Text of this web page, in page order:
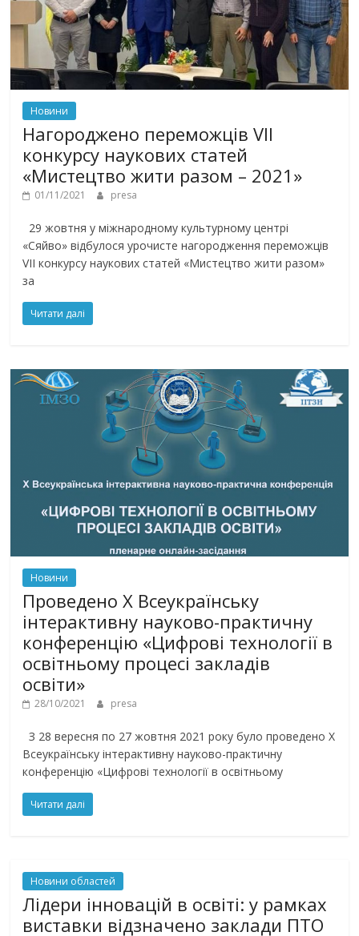
Новини
Нагороджено переможців VII
конкурсу наукових статей
«Мистецтво жити разом – 2021»
01/11/2021 presa
29 жовтня у міжнародному культурному центрі
«Сяйво» відбулося урочисте нагородження переможців
VII конкурсу наукових статей «Мистецтво жити разом»
за
Читати далі
Новини
Проведено X Всеукраїнську
інтерактивну науково-практичну
конференцію «Цифрові технології в
освітньому процесі закладів
освіти»
28/10/2021 presa
З 28 вересня по 27 жовтня 2021 року було проведено X
Всеукраїнську інтерактивну науково-практичну
конференцію «Цифрові технології в освітньому
Читати далі
Новини областей
Лідери інновацій в освіті: у рамках
виставки відзначено заклади ПТО